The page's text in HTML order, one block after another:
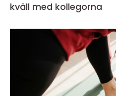
kväll med kollegorna